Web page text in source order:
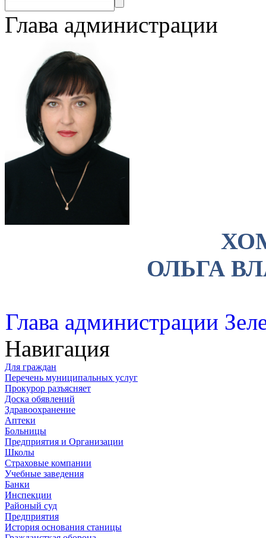
Глава администрации
ОЛЬГА
Глава администрации
Навигация
Для граждан
Перечень муниципальных услуг
Прокурор разъясняет
Доска обявлений
Здравоохранение
Аптеки
Больницы
Предприятия и Организации
Школы
Страховые компании
Учебные заведения
Банки
Инспекции
Районый суд
Предприятия
История основания станицы